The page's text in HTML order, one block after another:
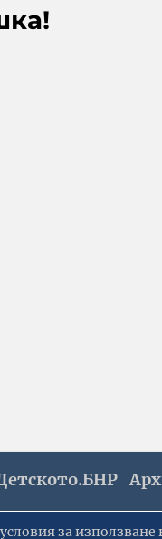
за използване